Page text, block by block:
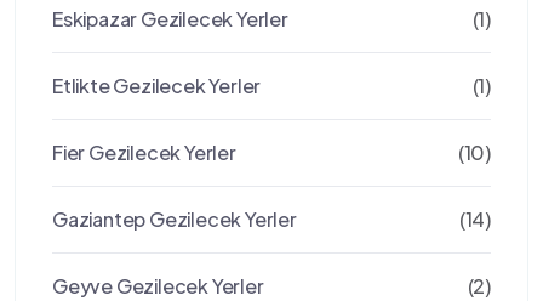
Eskipazar Gezilecek Yerler (1)
Etlikte Gezilecek Yerler (1)
Fier Gezilecek Yerler (10)
Gaziantep Gezilecek Yerler (14)
Geyve Gezilecek Yerler (2)